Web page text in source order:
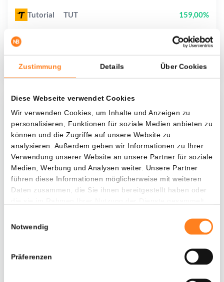
Zustimmung Details Über Cookies
Diese Webseite verwendet Cookies
Wir verwenden Cookies, um Inhalte und Anzeigen zu
personalisieren, Funktionen für soziale Medien anbieten zu
können und die Zugriffe auf unsere Website zu
analysieren. Außerdem geben wir Informationen zu Ihrer
Verwendung unserer Website an unsere Partner für soziale
Medien, Werbung und Analysen weiter. Unsere Partner
führen diese Informationen möglicherweise mit weiteren
Daten zusammen, die Sie ihnen bereitgestellt haben oder
Notwendig
Präferenzen
Was, wenn ich...?
Zie hoeveel waarde je vandaag zou hebben als
je dollar-cost averaging had toegepast op
verschillende cryptocurrencies.
Hätte investiert In
$
Tutorial TUT 159,00%
7,40%